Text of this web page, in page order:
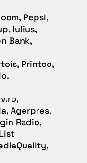
Pepsi,
Iulius,
Bank,
Printco,
Agerpres,
Radio,